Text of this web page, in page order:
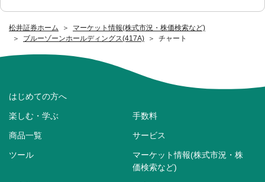
松井証券ホーム
マーケット情報(株式市況・株価検索など)
ブルーゾーンホールディングス(417A)
チャート
はじめての方へ
楽しむ・学ぶ 手数料
商品一覧 サービス
ツール
マーケット情報(株式市況・株
価検索など)